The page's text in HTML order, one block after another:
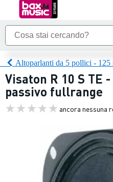
Altoparlanti da 5 pollici - 125
Visaton R 10 S TE
passivo fullrange
ancora nessuna